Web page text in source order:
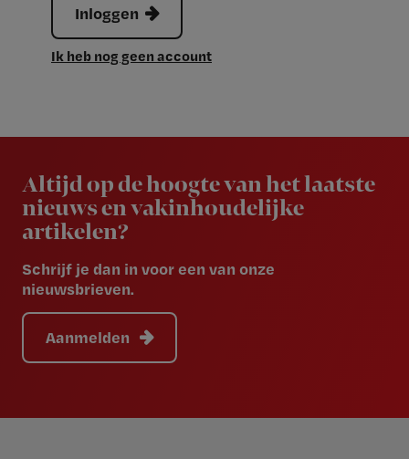
Inloggen
Ik heb nog geen account
Altijd op de hoogte van het laatste
nieuws en vakinhoudelijke
artikelen?
Schrijf je dan in voor een van onze
nieuwsbrieven.
Aanmelden